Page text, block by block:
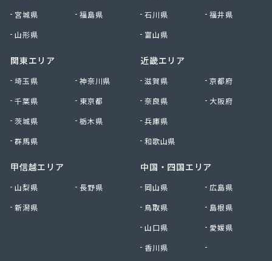
足利ガス事業組合配送センター
足利団地ガス株式会社
大塚プロパン
大田原エルピーガス保安センター協同組合
谷中田プロパン店
中央セントラルガス株式会社 宇都宮営業所
中央セントラルガス株式会社 那須営業所
町田屋商店出光興産大沢給油所
津吹商店
津田商店
田邊工業株式会社 佐野工場
宮城県
福島県
山形県
関東エリア
埼玉県
神奈川県
千葉県
東京都
茨城県
栃木県
群馬県
甲信越エリア
山梨県
長野県
新潟県
石川県
福井県
富山県
近畿エリア
滋賀県
京都府
奈良県
大阪府
兵庫県
和歌山県
中国・四国エリア
岡山県
広島県
鳥取県
島根県
山口県
愛媛県
香川県